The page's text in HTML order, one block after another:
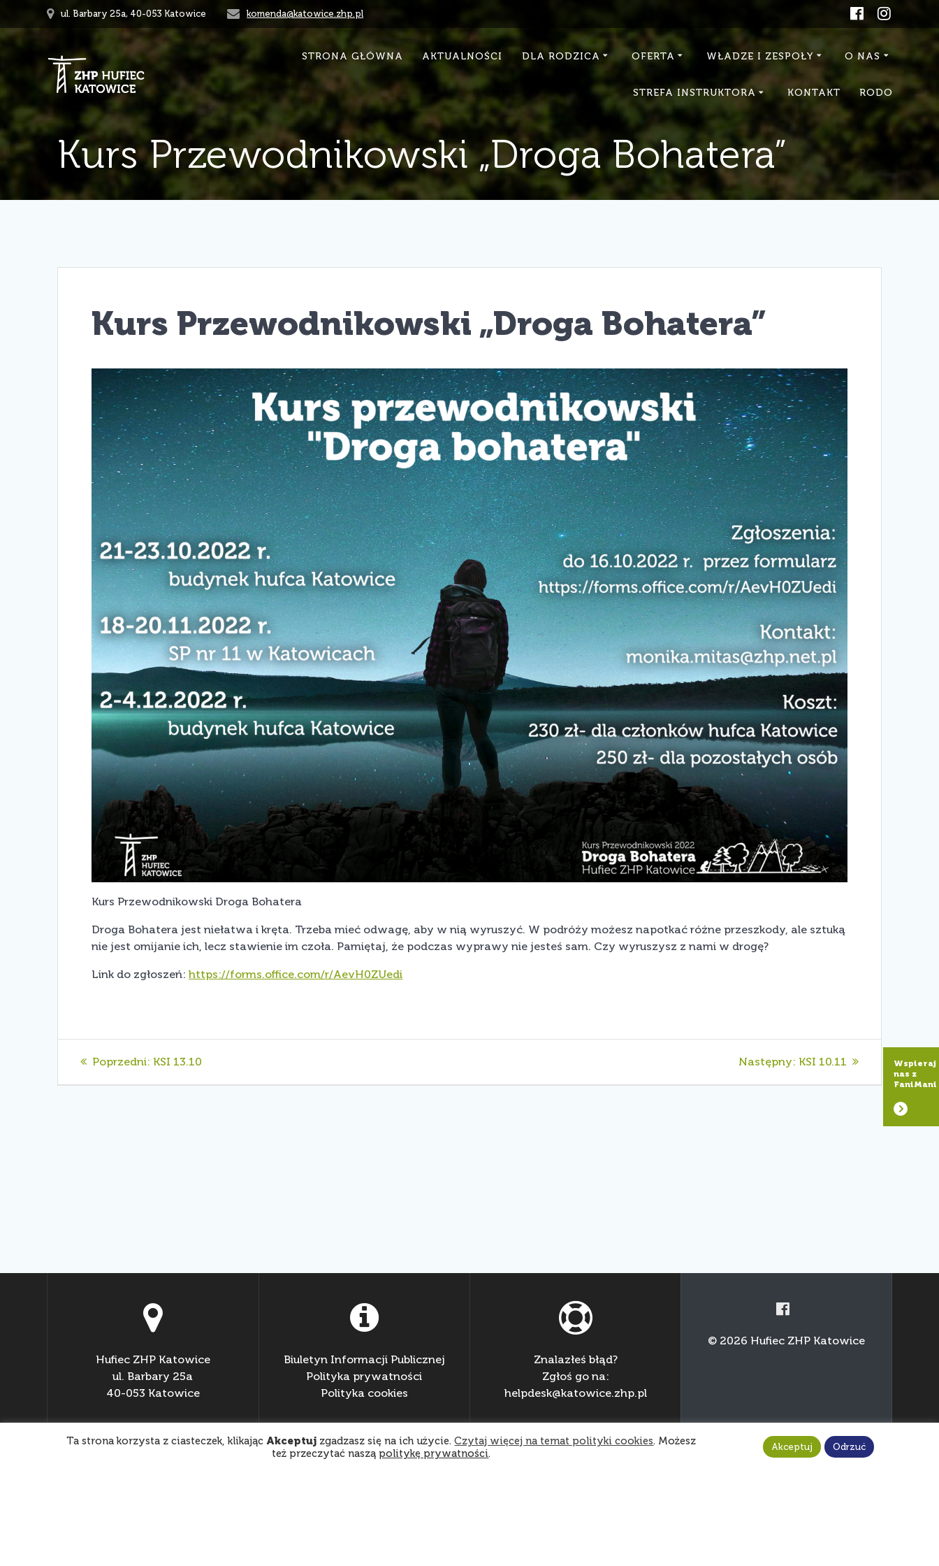
treści
ul. Barbary 25a, 40-053 Katowice komenda@katowice.zhp.pl
STRONA GŁÓWNA AKTUALNOŚCI DLA RODZICA OFERTA WŁADZE I ZESPOŁY O NAS
STREFA INSTRUKTORA KONTAKT RODO
Kurs Przewodnikowski „Droga Bohatera”
Kurs Przewodnikowski „Droga Bohatera”
Kurs Przewodnikowski Droga Bohatera
Droga Bohatera jest niełatwa i kręta. Trzeba mieć odwagę, aby w nią wyruszyć. W podróży możesz napotkać różne przeszkody, ale sztuką
nie jest omijanie ich, lecz stawienie im czoła. Pamiętaj, że podczas wyprawy nie jesteś sam. Czy wyruszysz z nami w drogę?
Link do zgłoszeń:https://forms.office.com/r/AevH0ZUedi
Nawigacja
wpisu
Poprzedni: Poprzedni
KSI 13.10 Następny: Następny
KSI 10.11
Hufiec ZHP Katowice
ul. Barbary 25a
40-053 Katowice
NIP: 6340195483
REGON: 240572621
Biuletyn Informacji Publicznej
Polityka prywatności
Polityka cookies
Znalazłeś błąd?
Zgłoś go na:
helpdesk@katowice.zhp.pl
© 2026 Hufiec ZHP Katowice
Ta strona korzysta z ciasteczek, klikając Akceptuj zgadzasz się na ich użycie.Czytaj więcej na temat polityki cookies. Możesz
też przeczytać naszą politykę prywatności. Akceptuj Odrzuć
Wspieraj
nas z
FaniMani